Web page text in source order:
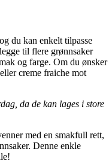
du kan enkelt tilpasse
til flere grønnsaker
og farge. Om du ønsker
creme fraiche mot
da de kan lages i store
med en smakfull rett,
Denne enkle